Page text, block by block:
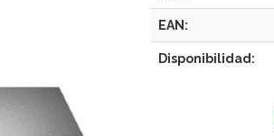
EAN:
Disponibilidad: